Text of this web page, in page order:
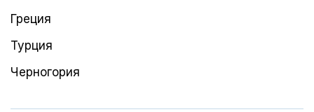
Греция
Турция
Черногория